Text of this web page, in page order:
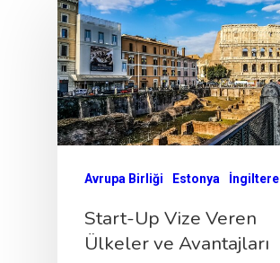
Avrupa Birliği Estonya İngiltere
Start-Up Vize Veren
Ülkeler ve Avantajları